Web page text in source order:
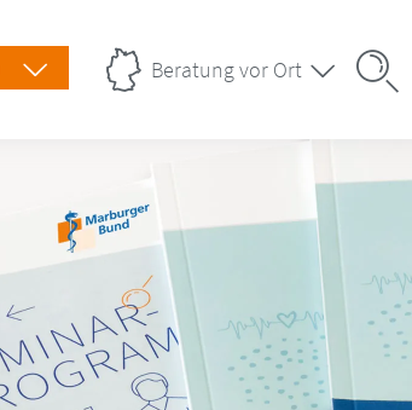
Beratung vor Ort